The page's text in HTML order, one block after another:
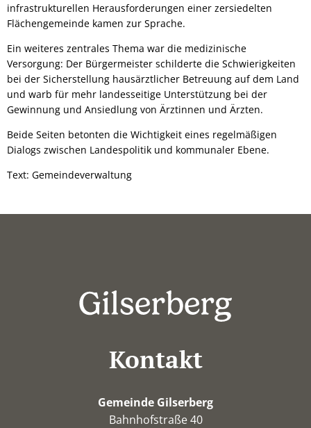
infrastrukturellen Herausforderungen einer zersiedelten
Flächengemeinde kamen zur Sprache.
Ein weiteres zentrales Thema war die medizinische
Versorgung: Der Bürgermeister schilderte die Schwierigkeiten
bei der Sicherstellung hausärztlicher Betreuung auf dem Land
und warb für mehr landesseitige Unterstützung bei der
Gewinnung und Ansiedlung von Ärztinnen und Ärzten.
Beide Seiten betonten die Wichtigkeit eines regelmäßigen
Dialogs zwischen Landespolitik und kommunaler Ebene.
Text: Gemeindeverwaltung
Kontakt
Gemeinde Gilserberg
Bahnhofstraße 40